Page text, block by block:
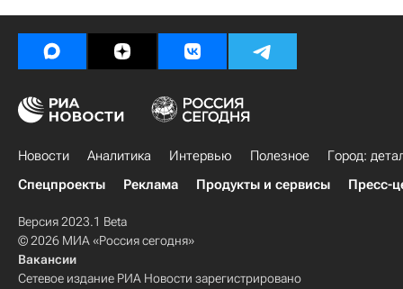
Новости Аналитика Интервью Полезное
Город:
Спецпроекты
Реклама Продукты и сервисы Пресс-
Версия 2023.1 Beta
© 2026 МИА «Россия сегодня»
Вакансии
Сетевое издание РИА Новости зарегистрировано